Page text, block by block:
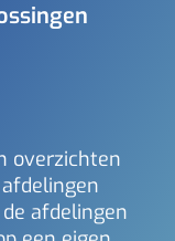
overzichten
afdelingen